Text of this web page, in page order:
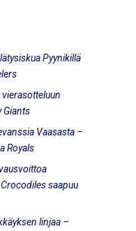
Pyynikillä
Giants
Vaasasta –
Royals
saapuu
linjaa –